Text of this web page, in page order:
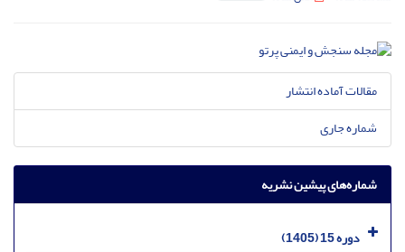
مقالات آماده انتشار
شماره جاری
شماره‌های پیشین نشریه
دوره 15 (1405)